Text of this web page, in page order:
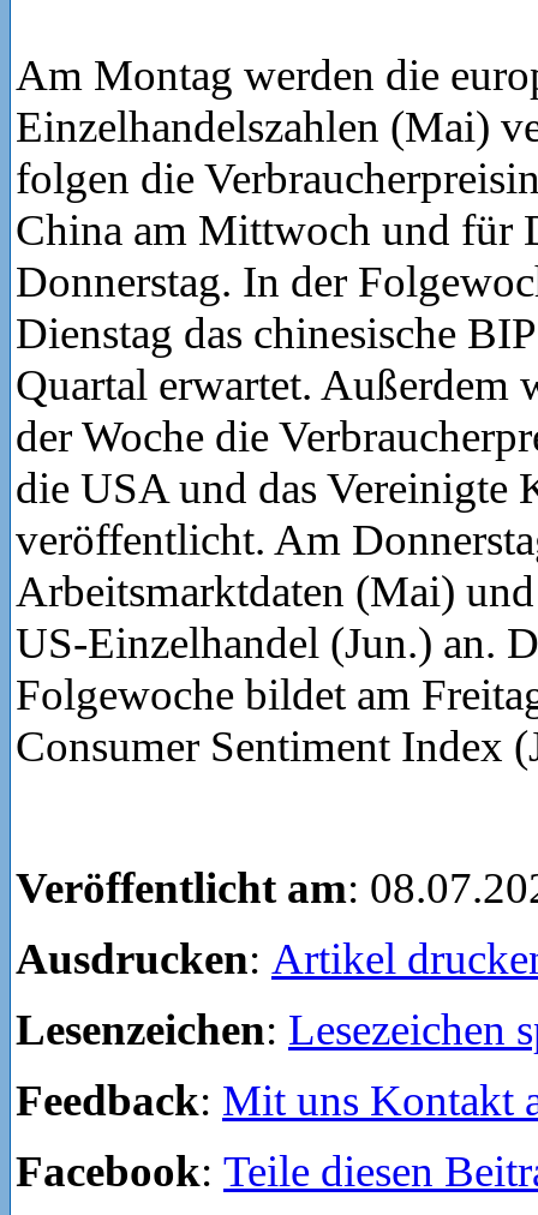
Am Montag werden die
Einzelhandelszahlen (Mai)
folgen die
China am Mittwoch und für
Donnerstag. In der
Dienstag das chinesische
Quartal erwartet. Außerdem
der Woche die
die USA und das Vereinigte
veröffentlicht. Am
Arbeitsmarktdaten (Mai)
US-Einzelhandel (Jun.) an.
Folgewoche bildet am
Consumer Sentiment Index
Veröffentlicht am:
Ausdrucken: Artikel
Lesenzeichen: Lesezeichen
Feedback: Mit uns Kontakt
Facebook: Teile diesen